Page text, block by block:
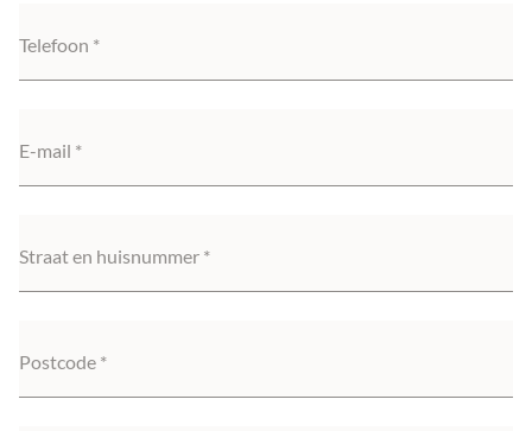
Telefoon
E-mail
Straat en huisnummer
Postcode